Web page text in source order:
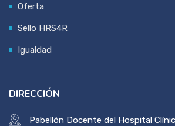
Oferta
Sello HRS4R
Igualdad
DIRECCIÓN
Pabellón Docente del Hospital